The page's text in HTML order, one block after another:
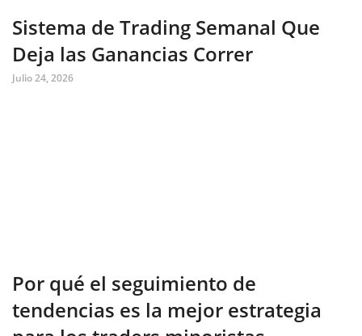
Sistema de Trading Semanal Que
Deja las Ganancias Correr
Julio 24, 2026
Por qué el seguimiento de
tendencias es la mejor estrategia